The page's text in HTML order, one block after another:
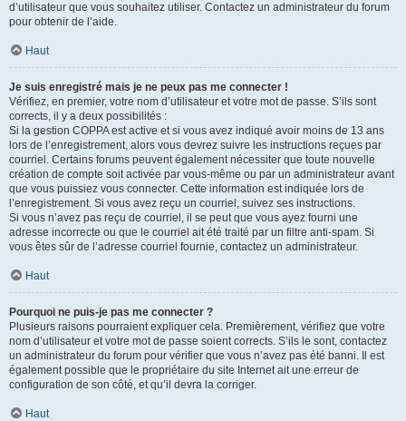
d’utilisateur que vous souhaitez utiliser. Contactez un administrateur du forum
pour obtenir de l’aide.
Haut
Je suis enregistré mais je ne peux pas me connecter !
Vérifiez, en premier, votre nom d’utilisateur et votre mot de passe. S’ils sont
corrects, il y a deux possibilités :
Si la gestion COPPA est active et si vous avez indiqué avoir moins de 13 ans
lors de l’enregistrement, alors vous devrez suivre les instructions reçues par
courriel. Certains forums peuvent également nécessiter que toute nouvelle
création de compte soit activée par vous-même ou par un administrateur avant
que vous puissiez vous connecter. Cette information est indiquée lors de
l’enregistrement. Si vous avez reçu un courriel, suivez ses instructions.
Si vous n’avez pas reçu de courriel, il se peut que vous ayez fourni une
adresse incorrecte ou que le courriel ait été traité par un filtre anti-spam. Si
vous êtes sûr de l’adresse courriel fournie, contactez un administrateur.
Haut
Pourquoi ne puis-je pas me connecter ?
Plusieurs raisons pourraient expliquer cela. Premièrement, vérifiez que votre
nom d’utilisateur et votre mot de passe soient corrects. S’ils le sont, contactez
un administrateur du forum pour vérifier que vous n’avez pas été banni. Il est
également possible que le propriétaire du site Internet ait une erreur de
configuration de son côté, et qu’il devra la corriger.
Haut